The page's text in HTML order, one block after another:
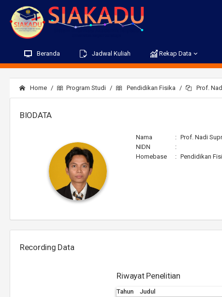
Beranda Jadwal Kuliah Rekap Data
Home Program Studi Pendidikan Fisika Prof.
BIODATA
Nama : Prof. Nadi
NIDN
:
Homebase
: Pendidikan
Recording Data
Riwayat Penelitian
Tahun Judul